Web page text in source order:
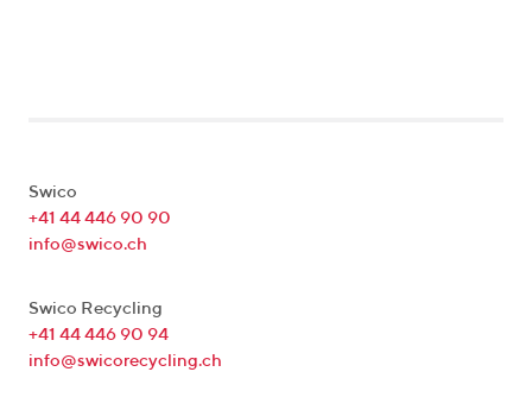
Swico
+41 44 446 90 90
info@swico.ch
Swico Recycling
+41 44 446 90 94
info@swicorecycling.ch